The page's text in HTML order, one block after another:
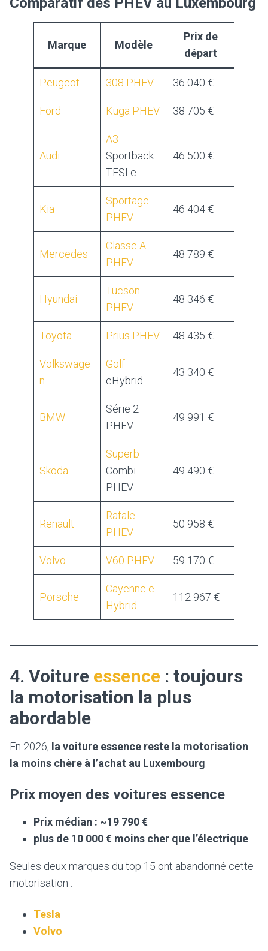
Marque Modèle
Prix de
départ
Peugeot 308 PHEV 36 040 €
Ford Kuga PHEV 38 705 €
Audi
A3
Sportback
TFSI e
46 500 €
Kia
Sportage
PHEV
46 404 €
Mercedes
Classe A
PHEV
48 789 €
Hyundai
Tucson
PHEV
48 346 €
Toyota Prius PHEV 48 435 €
Volkswage
n
Golf
eHybrid
43 340 €
BMW
Série 2
PHEV
49 991 €
Skoda
Superb
Combi
PHEV
49 490 €
Renault
Rafale
PHEV
50 958 €
Volvo V60 PHEV 59 170 €
Porsche
Cayenne e-
Hybrid
112 967 €
4. Voiture essence : toujours
la motorisation la plus
abordable
En 2026, la voiture essence reste la motorisation
la moins chère à l’achat au Luxembourg
Prix moyen des voitures essence
Prix médian : ~19 790 €
plus de 10 000 € moins cher que l’électrique
Seules deux marques du top 15 ont abandonné cette
motorisation :
Tesla
Volvo